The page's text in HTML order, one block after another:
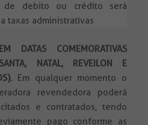
de debito ou crédito será
taxas administrativas
DATAS COMEMORATIVAS
NATAL, REVEILON E
Em qualquer momento o
revendedora poderá
e contratados, tendo
pago conforme as